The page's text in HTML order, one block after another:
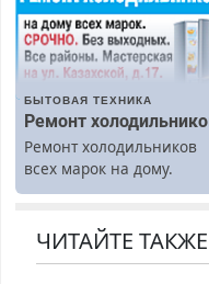
Срочно. Без выходных.
Пенсионерам – скидки до
40%. Мастер со стажем.
БЫТОВАЯ ТЕХНИКА
Ремонт
Ремонт холодильников
всех марок на дому.
ЧИТАЙТЕ ТАКЖЕ